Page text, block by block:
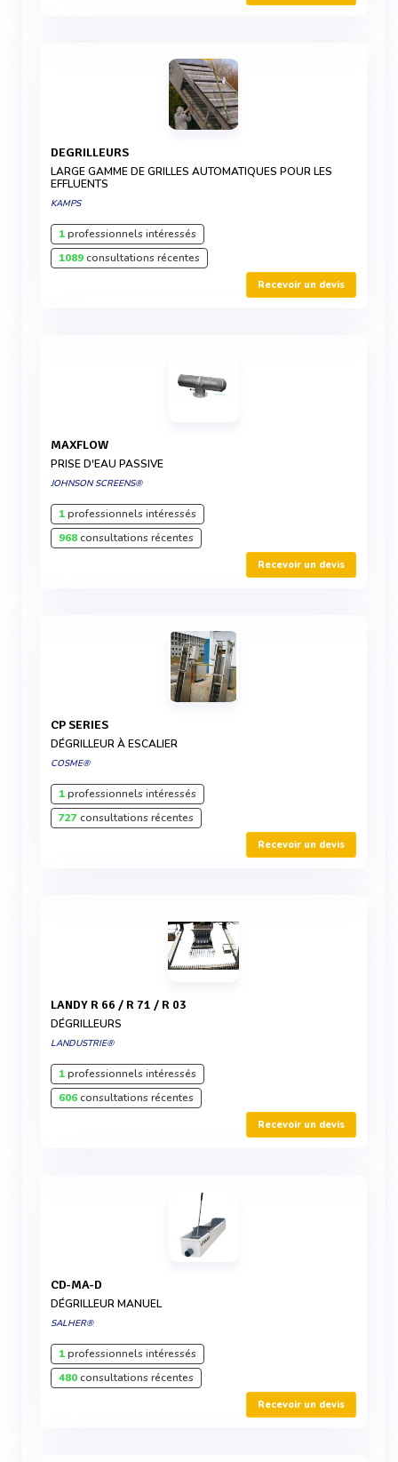
DEGRILLEURS
LARGE GAMME DE GRILLES AUTOMATIQUES POUR LES
EFFLUENTS
KAMPS
1professionnels intéressés
1089consultations récentes
Recevoir un devis
MAXFLOW
PRISE D'EAU PASSIVE
JOHNSON SCREENS®
1professionnels intéressés
968consultations récentes
Recevoir un devis
CP SERIES
DÉGRILLEUR À ESCALIER
COSME®
1professionnels intéressés
727consultations récentes
Recevoir un devis
LANDY R 66 / R 71 / R 03
DÉGRILLEURS
LANDUSTRIE®
1professionnels intéressés
606consultations récentes
Recevoir un devis
CD-MA-D
DÉGRILLEUR MANUEL
SALHER®
1professionnels intéressés
480consultations récentes
Recevoir un devis